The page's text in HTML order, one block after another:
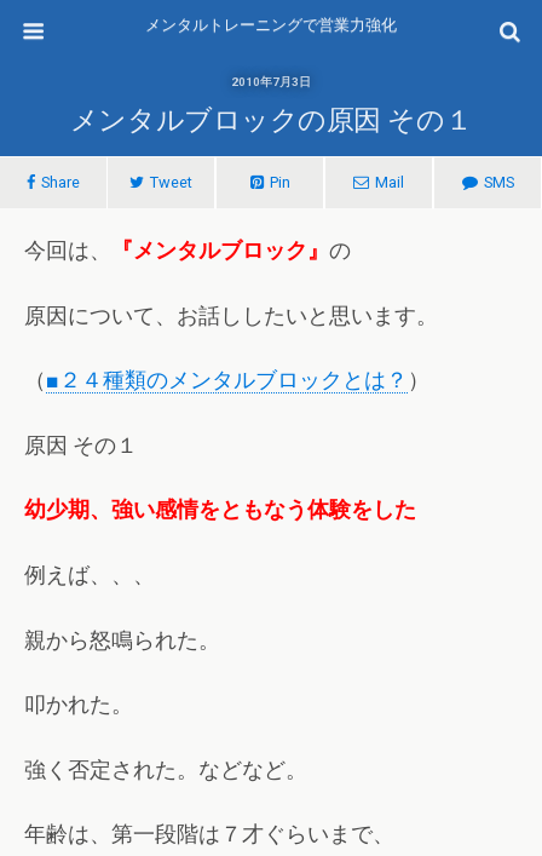
メンタルトレーニングで営業力強化
2010年7月3日
メンタルブロックの原因 その１
Share Tweet Pin Mail SMS
今回は、 『メンタルブロック』 の
原因について、お話ししたいと思います。
（■２４種類のメンタルブロックとは？ ）
原因 その１
幼少期、強い感情をともなう体験をした
例えば、、、
親から怒鳴られた。
叩かれた。
強く否定された。などなど。
年齢は、第一段階は７才ぐらいまで、